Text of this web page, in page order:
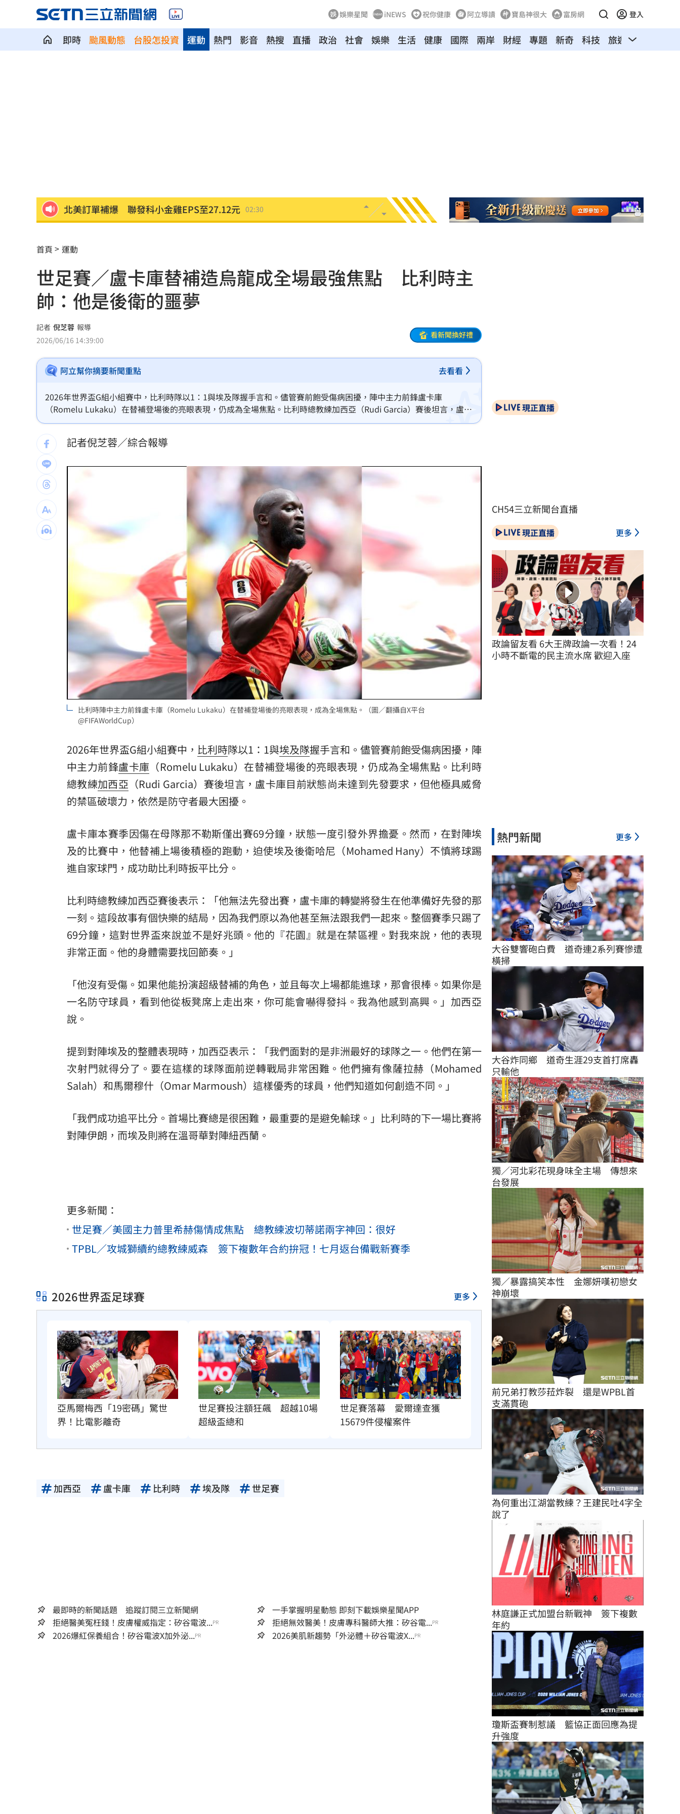
娛樂星聞 iNEWS 祝你健康 阿立導讀 寶島神很大 富房網 登入
即時 颱風動態 台股怎投資 熱門 影音 熱搜 直播 政治 社會 娛樂 生活 健康 國際 兩岸
運動 財經 專題 新奇 科技 旅遊 汽車
北美訂單補爆 聯發科小金雞EPS至27.12元 02:30
這大廠三支柱到位 全年EPS上看5.68元
慈濟買BNT被詐10億！藍昔嗆擋疫苗網朝聖 01:35
它躋身美禁令受惠者 上半年EPS衝2.58元
高溫重創雞蛋產量 最快要等到9月才回穩
7月營收寫同期次高 聯寶訂單看到2027年
台股收復44000點大關 2關鍵看AI產業發展
他見搶案挺身相救遭圍毆亡！嫌犯最小12歲 01:10
車是我的、油也是我的 睡車竟被收住宿費
24歲存款破百萬！她公開致富關鍵：超孝順 01:02
這大廠產能利用率衝90% 目標價上看220元 01:00
埃及知名女星涉毒被判死 引發社會震驚 00:49
台灣彩券開獎直播中
LIVE三立+24小時直播 15:27
三立iNEWS新聞台線上直播 18:00
理想混蛋號召粉絲跨海追星吃美食！ 18:15
首頁 運動
世足賽／盧卡庫替補造烏龍成全場最強焦點 比利時主
帥：他是後衛的噩夢
記者 倪芝蓉 報導
2026/06/16 14:39:00
看新聞換好禮
阿立幫你摘要新聞重點 去看看
2026年世界盃G組小組賽中，比利時隊以1：1與埃及隊握手言和。儘管賽前飽受傷病困擾，陣中主力前鋒盧卡庫
（Romelu Lukaku）在替補登場後的亮眼表現，仍成為全場焦點。比利時總教練加西亞（Rudi Garcia）賽後坦言，盧卡
庫目前狀態尚未達到先發要求，但他極具威脅的禁區破壞力，依然是防守者最大困擾。
記者倪芝蓉／綜合報導
比利時陣中主力前鋒盧卡庫（Romelu Lukaku）在替補登場後的亮眼表現，成為全場焦點。（圖／翻攝自X平台
@FIFAWorldCup）
2026年世界盃G組小組賽中， 比利時隊以1：1與埃及隊握手言和。儘管賽前飽受傷病困擾，陣
中主力前鋒盧卡庫 （Romelu Lukaku）在替補登場後的亮眼表現，仍成為全場焦點。比利時
總教練加西亞 （Rudi Garcia）賽後坦言，盧卡庫目前狀態尚未達到先發要求，但他極具威脅
的禁區破壞力，依然是防守者最大困擾。
盧卡庫本賽季因傷在母隊那不勒斯僅出賽69分鐘，狀態一度引發外界擔憂。然而，在對陣埃
及的比賽中，他替補上場後積極的跑動，迫使埃及後衛哈尼（Mohamed Hany）不慎將球踢
進自家球門，成功助比利時扳平比分。
比利時總教練加西亞賽後表示：「他無法先發出賽，盧卡庫的轉變將發生在他準備好先發的那
一刻。這段故事有個快樂的結局，因為我們原以為他甚至無法跟我們一起來。整個賽季只踢了
69分鐘，這對世界盃來說並不是好兆頭。他的『花園』就是在禁區裡。對我來說，他的表現
非常正面。他的身體需要找回節奏。」
「他沒有受傷。如果他能扮演超級替補的角色，並且每次上場都能進球，那會很棒。如果你是
一名防守球員，看到他從板凳席上走出來，你可能會嚇得發抖。我為他感到高興。」加西亞
說。
提到對陣埃及的整體表現時，加西亞表示：「我們面對的是非洲最好的球隊之一。他們在第一
次射門就得分了。要在這樣的球隊面前逆轉戰局非常困難。他們擁有像薩拉赫（Mohamed
Salah）和馬爾穆什（Omar Marmoush）這樣優秀的球員，他們知道如何創造不同。」
「我們成功追平比分。首場比賽總是很困難，最重要的是避免輸球。」比利時的下一場比賽將
對陣伊朗，而埃及則將在溫哥華對陣紐西蘭。
更多新聞：
世足賽／美國主力普里希赫傷情成焦點 總教練波切蒂諾兩字神回：很好
TPBL／攻城獅續約總教練威森 簽下複數年合約拚冠！七月返台備戰新賽季
2026世界盃足球賽 更多
亞馬爾梅西「19密碼」驚世
界！比電影離奇
世足賽投注額狂飆　超越10場
超級盃總和
世足賽落幕　愛爾達查獲
15679件侵權案件
加西亞 盧卡庫 比利時 埃及隊 世足賽
最即時的新聞話題 追蹤訂閱三立新聞網
一手掌握明星動態 即刻下載娛樂星聞APP
拒絕醫美冤枉錢！皮膚權威指定：矽谷電波...PR 拒絕無效醫美！皮膚專科醫師大推：矽谷電...PR
2026爆紅保養組合！矽谷電波X加外泌...PR 2026美肌新趨勢「外泌體＋矽谷電波X...PR
現正直播
CH54三立新聞台直播
現正直播 更多
政論留友看 6大王牌政論一次看！24
小時不斷電的民主流水席 歡迎入座
熱門新聞 更多
大谷雙響砲白費　道奇連2系列賽慘遭
橫掃
大谷炸同鄉　道奇生涯29支首打席轟
只輸他
獨／河北彩花現身味全主場　傳想來
台發展
獨／暴露搞笑本性　金娜妍嘆初戀女
神崩壞
前兄弟打教莎菈炸裂　還是WPBL首
支滿貫砲
為何重出江湖當教練？王建民吐4字全
說了
林庭謙正式加盟台新戰神　簽下複數
年約
瓊斯盃賽制惹議　籃協正面回應為提
升強度